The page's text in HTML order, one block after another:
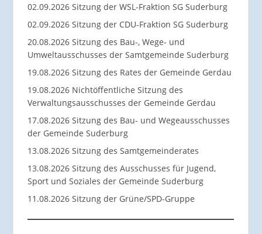
02.09.2026 Sitzung der WSL-Fraktion SG Suderburg
02.09.2026 Sitzung der CDU-Fraktion SG Suderburg
20.08.2026 Sitzung des Bau-, Wege- und
Umweltausschusses der Samtgemeinde Suderburg
19.08.2026 Sitzung des Rates der Gemeinde Gerdau
19.08.2026 Nichtöffentliche Sitzung des
Verwaltungsausschusses der Gemeinde Gerdau
17.08.2026 Sitzung des Bau- und Wegeausschusses
der Gemeinde Suderburg
13.08.2026 Sitzung des Samtgemeinderates
13.08.2026 Sitzung des Ausschusses für Jugend,
Sport und Soziales der Gemeinde Suderburg
11.08.2026 Sitzung der Grüne/SPD-Gruppe